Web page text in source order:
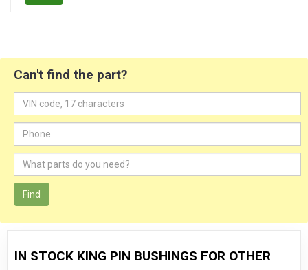
Can't find the part?
Find
IN STOCK KING PIN BUSHINGS FOR OTHER